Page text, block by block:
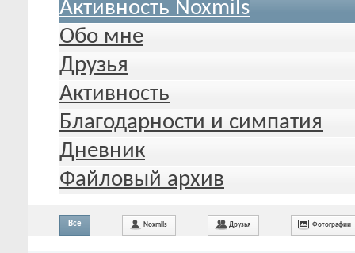
Активность Noxmils
Обо мне
Друзья
Активность
Благодарности и симпатия
Дневник
Файловый архив
Все Noxmils Друзья Фотографии